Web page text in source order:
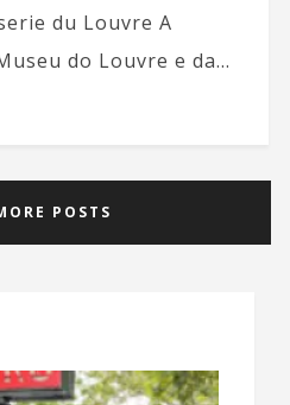
du Louvre A
do Louvre e da...
POSTS